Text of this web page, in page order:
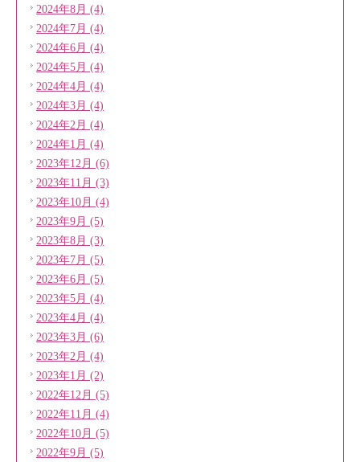
2024年8月 (4)
2024年7月 (4)
2024年6月 (4)
2024年5月 (4)
2024年4月 (4)
2024年3月 (4)
2024年2月 (4)
2024年1月 (4)
2023年12月 (6)
2023年11月 (3)
2023年10月 (4)
2023年9月 (5)
2023年8月 (3)
2023年7月 (5)
2023年6月 (5)
2023年5月 (4)
2023年4月 (4)
2023年3月 (6)
2023年2月 (4)
2023年1月 (2)
2022年12月 (5)
2022年11月 (4)
2022年10月 (5)
2022年9月 (5)